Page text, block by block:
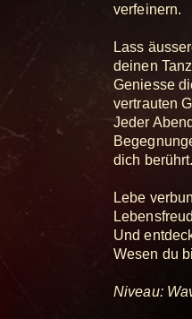
verfeinern.
Lass
deinen
Geniesse
vertrauten
Jeder
dich
Lebe
Und
Wesen du
Niveau: